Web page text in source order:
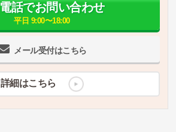
メール受付はこちら
電話でお問い合わせ
平日 9:00〜18:00
詳細はこちら